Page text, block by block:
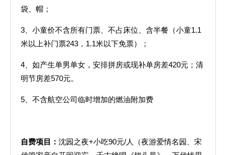
袋、帽；
3、小童价不含所有门票、不占床位、含半餐（小童1.1
米以上补门票243，1.1米以下免票）；
4、如产生单男单女，安排拼房或现补单房差420元；清
明节房差570元。
5、不含航空公司临时增加的燃油附加费
自费项目： 沈园之夜+小吃90元/人（夜游爱情名园、宋